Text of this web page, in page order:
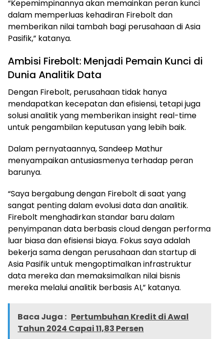
“Kepemimpinannya akan memainkan peran kunci
dalam memperluas kehadiran Firebolt dan
memberikan nilai tambah bagi perusahaan di Asia
Pasifik,” katanya.
Ambisi Firebolt: Menjadi Pemain Kunci di
Dunia Analitik Data
Dengan Firebolt, perusahaan tidak hanya
mendapatkan kecepatan dan efisiensi, tetapi juga
solusi analitik yang memberikan insight real-time
untuk pengambilan keputusan yang lebih baik.
Dalam pernyataannya, Sandeep Mathur
menyampaikan antusiasmenya terhadap peran
barunya.
“Saya bergabung dengan Firebolt di saat yang
sangat penting dalam evolusi data dan analitik.
Firebolt menghadirkan standar baru dalam
penyimpanan data berbasis cloud dengan performa
luar biasa dan efisiensi biaya. Fokus saya adalah
bekerja sama dengan perusahaan dan startup di
Asia Pasifik untuk mengoptimalkan infrastruktur
data mereka dan memaksimalkan nilai bisnis
mereka melalui analitik berbasis AI,” katanya.
Baca Juga : Pertumbuhan Kredit di Awal
Tahun 2024 Capai 11,83 Persen